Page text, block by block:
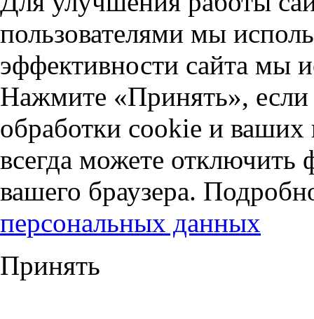
пользователями мы
эффективности сайта мы
Нажмите «Принять», если
обработки cookie и
всегда можете отключить
вашего браузера.
персональных данных
Принять